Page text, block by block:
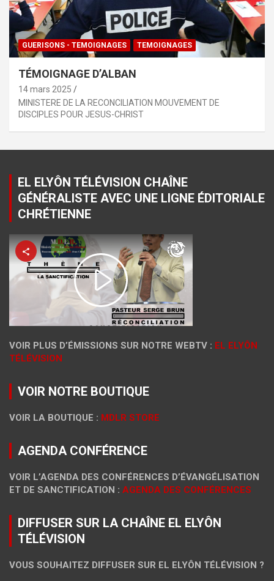
GUERISONS - TEMOIGNAGES TEMOIGNAGES
TÉMOIGNAGE D’ALBAN
14 mars 2025
MINISTERE DE LA RECONCILIATION MOUVEMENT DE
DISCIPLES POUR JESUS-CHRIST
EL ELYÔN TÉLÉVISION CHAÎNE
GÉNÉRALISTE AVEC UNE LIGNE ÉDITORIALE
CHRÉTIENNE
VOIR PLUS D’ÉMISSIONS SUR NOTRE WEBTV : EL ELYÔN
TÉLÉVISION
VOIR NOTRE BOUTIQUE
VOIR LA BOUTIQUE : MDLR STORE
AGENDA CONFÉRENCE
VOIR L’AGENDA DES CONFÉRENCES D’ÉVANGÉLISATION
ET DE SANCTIFICATION : AGENDA DES CONFÉRENCES
DIFFUSER SUR LA CHAÎNE EL ELYÔN
TÉLÉVISION
VOUS SOUHAITEZ DIFFUSER SUR EL ELYÔN TÉLÉVISION ?